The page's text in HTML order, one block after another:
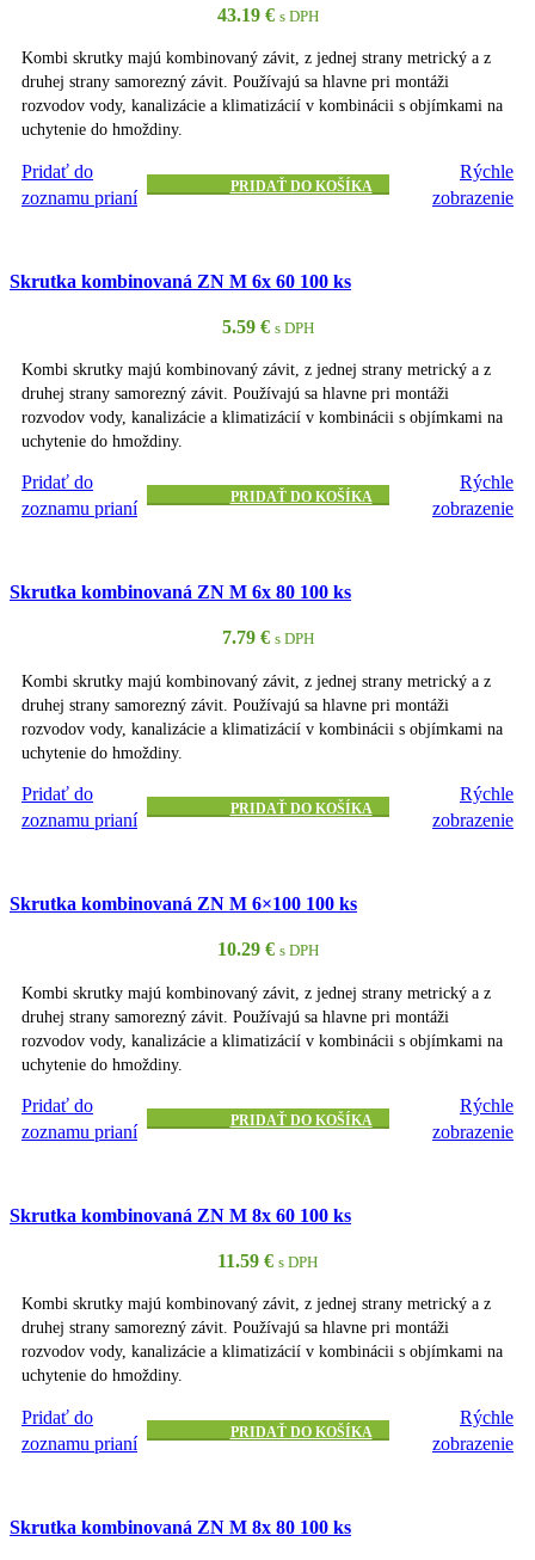
43.19 € s DPH
Kombi skrutky majú kombinovaný závit, z jednej strany metrický a z
druhej strany samorezný závit. Používajú sa hlavne pri montáži
rozvodov vody, kanalizácie a klimatizácií v kombinácii s objímkami na
uchytenie do hmoždiny.
Pridať do
zoznamu prianí
PRIDAŤ DO KOŠÍKA
Rýchle
zobrazenie
Skrutka kombinovaná ZN M 6x 60 100 ks
5.59 € s DPH
Kombi skrutky majú kombinovaný závit, z jednej strany metrický a z
druhej strany samorezný závit. Používajú sa hlavne pri montáži
rozvodov vody, kanalizácie a klimatizácií v kombinácii s objímkami na
uchytenie do hmoždiny.
Pridať do
zoznamu prianí
PRIDAŤ DO KOŠÍKA
Rýchle
zobrazenie
Skrutka kombinovaná ZN M 6x 80 100 ks
7.79 € s DPH
Kombi skrutky majú kombinovaný závit, z jednej strany metrický a z
druhej strany samorezný závit. Používajú sa hlavne pri montáži
rozvodov vody, kanalizácie a klimatizácií v kombinácii s objímkami na
uchytenie do hmoždiny.
Pridať do
zoznamu prianí
PRIDAŤ DO KOŠÍKA
Rýchle
zobrazenie
Skrutka kombinovaná ZN M 6×100 100 ks
10.29 € s DPH
Kombi skrutky majú kombinovaný závit, z jednej strany metrický a z
druhej strany samorezný závit. Používajú sa hlavne pri montáži
rozvodov vody, kanalizácie a klimatizácií v kombinácii s objímkami na
uchytenie do hmoždiny.
Pridať do
zoznamu prianí
PRIDAŤ DO KOŠÍKA
Rýchle
zobrazenie
Skrutka kombinovaná ZN M 8x 60 100 ks
11.59 € s DPH
Kombi skrutky majú kombinovaný závit, z jednej strany metrický a z
druhej strany samorezný závit. Používajú sa hlavne pri montáži
rozvodov vody, kanalizácie a klimatizácií v kombinácii s objímkami na
uchytenie do hmoždiny.
Pridať do
zoznamu prianí
PRIDAŤ DO KOŠÍKA
Rýchle
zobrazenie
Skrutka kombinovaná ZN M 8x 80 100 ks